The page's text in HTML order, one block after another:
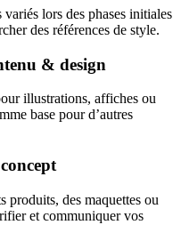
lors des phases initiales
des références de style.
& design
illustrations, affiches ou
base pour d’autres
produits, des maquettes ou
et communiquer vos